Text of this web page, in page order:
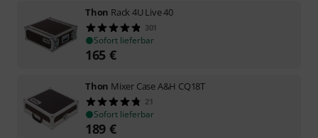
Thon Rack 4U Live 40
301
Sofort lieferbar
165 €
Thon Mixer Case A&H CQ18T
21
Sofort lieferbar
189 €